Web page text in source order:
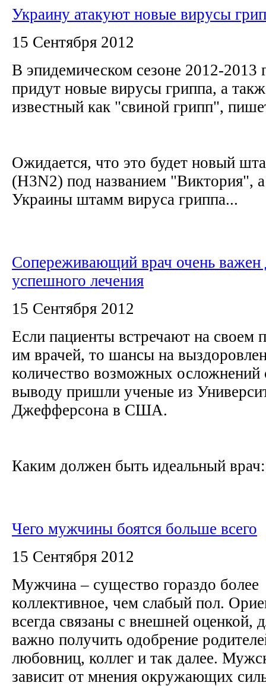
Украину атакуют новые вирусы
15 Сентября 2012
В эпидемическом сезоне 2012-2013
придут новые вирусы гриппа, а
известный как "свиной грипп",
Ожидается, что это будет новый
(H3N2) под названием "Виктория",
Украины штамм вируса гриппа...
Сопереживающий врач очень важен
успешного лечения
15 Сентября 2012
Если пациенты встречают на своем
им врачей, то шансы на
количество возможных осложнений
выводу пришли ученые из
Джефферсона в США.
Каким должен быть идеальный
Чего мужчины боятся больше всего
15 Сентября 2012
Мужчина – существо гораздо более
коллективное, чем слабый пол.
всегда связаны с внешней оценкой,
важно получить одобрение
любовниц, коллег и так далее.
зависит от мнения окружающих